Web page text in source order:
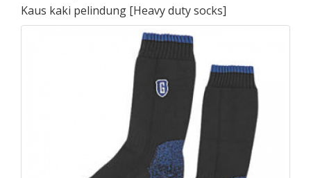
Kaus kaki pelindung [Heavy duty socks]